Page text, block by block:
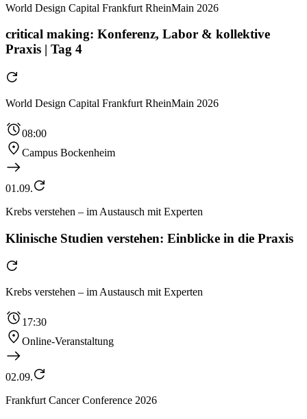
World Design Capital Frankfurt RheinMain 2026
critical making: Konferenz, Labor & kollektive
Praxis | Tag 4
World Design Capital Frankfurt RheinMain 2026
08:00
Campus Bockenheim
01.09.
Krebs verstehen – im Austausch mit Experten
Klinische Studien verstehen: Einblicke in die Praxis
Krebs verstehen – im Austausch mit Experten
17:30
Online-Veranstaltung
02.09.
Frankfurt Cancer Conference 2026